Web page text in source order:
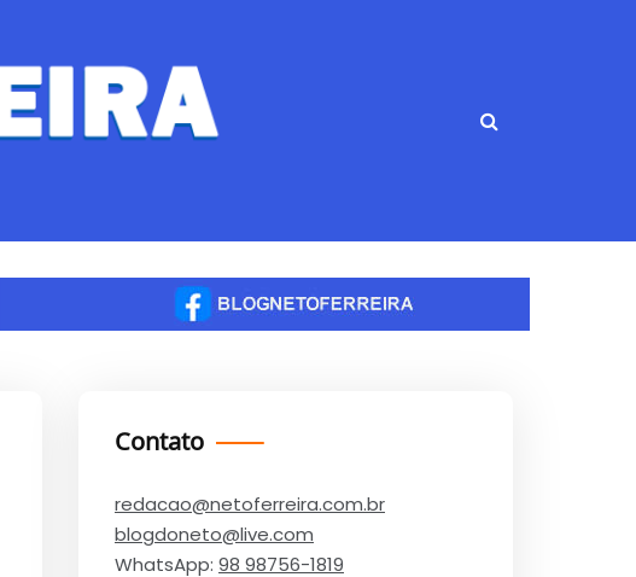
Contato
redacao@netoferreira.com.br
blogdoneto@live.com
WhatsApp: 98 98756-1819